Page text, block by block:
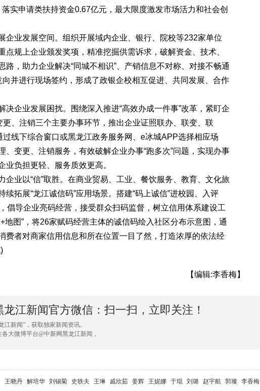
实申请类扶持资金0.67亿元，最大限度激发市场活力和社会创
业发展空间。组织开展域内企业、银行、院校等232家单位
点规上企业颁发奖项，精准挖掘供需诉求，破解资金、技术、
路，助力企业解决“同城不相识”、产销信息不对称、对接不畅通
并进行现场签约，形成了政银企校相互促进、共同发展、合作
企业发展困扰。围绕深入推进“高效办成一件事”改革，紧盯企
更、注销三个主要办事环节，推出企业证照联办、联变、联
过线下综合窗口或黑龙江政务服务网、e冰城APP选择相应场
、变更、注销服务，有效破解企业办事“跑多次”问题，实现办事
业负担更轻、服务质效更高。
业以“信”取胜。在商业贸易、工业、餐饮服务、教育、文化旅
拓展“龙江诚信码”应用场景。搭建“码上诚信”进校园、入评
倡导企业亮码经营，接受群众扫码监督，树立信用体系建设工
地图”，将26家赋码经营主体的诚信码绘入社区分布示意图，通
费者对商家信用信息和所在位置一目了然，打造浓厚的依法经
【编辑:李香梅】
龙江新闻官方微信：扫一扫，立即关注！
江新闻”，获取独家新闻资讯。
大微博平台@中新网黑龙江新闻 。
王晓丹 解培华 刘锡菊 史轶夫 王琳 戚欣茹 姜辉 王妮娜 于琨 刘璐 赵宇航 郭璨 李香梅